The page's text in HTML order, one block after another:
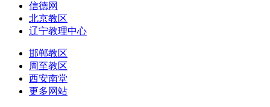
信德网
北京教区
辽宁教理中心
邯郸教区
周至教区
西安南堂
更多网站